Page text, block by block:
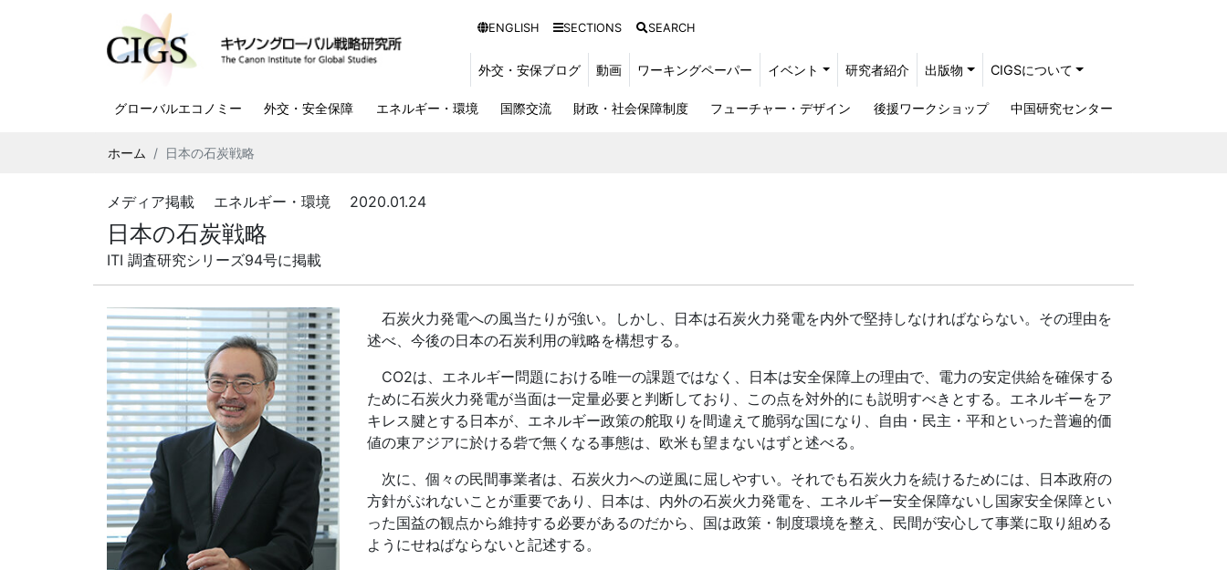
ENGLISH SECTIONS SEARCH
外交・安保ブログ 動画 ワーキングペーパー イベント 研究者紹介 出版物 CIGSについて
グローバルエコノミー 外交・安全保障 エネルギー・環境 国際交流 財政・社会保障制度 フューチャー・デザイン 後援ワークショップ 中国研究センター
ホーム 日本の石炭戦略
メディア掲載 エネルギー・環境 2020.01.24
日本の石炭戦略
ITI 調査研究シリーズ94号に掲載
石炭火力発電への風当たりが強い。しかし、日本は石炭火力発電を内外で堅持しなければならない。その理由を
述べ、今後の日本の石炭利用の戦略を構想する。
CO2は、エネルギー問題における唯一の課題ではなく、日本は安全保障上の理由で、電力の安定供給を確保する
ために石炭火力発電が当面は一定量必要と判断しており、この点を対外的にも説明すべきとする。エネルギーをア
キレス腱とする日本が、エネルギー政策の舵取りを間違えて脆弱な国になり、自由・民主・平和といった普遍的価
値の東アジアに於ける砦で無くなる事態は、欧米も望まないはずと述べる。
次に、個々の民間事業者は、石炭火力への逆風に屈しやすい。それでも石炭火力を続けるためには、日本政府の
方針がぶれないことが重要であり、日本は、内外の石炭火力発電を、エネルギー安全保障ないし国家安全保障とい
った国益の観点から維持する必要があるのだから、国は政策・制度環境を整え、民間が安心して事業に取り組める
ようにせねばならないと記述する。